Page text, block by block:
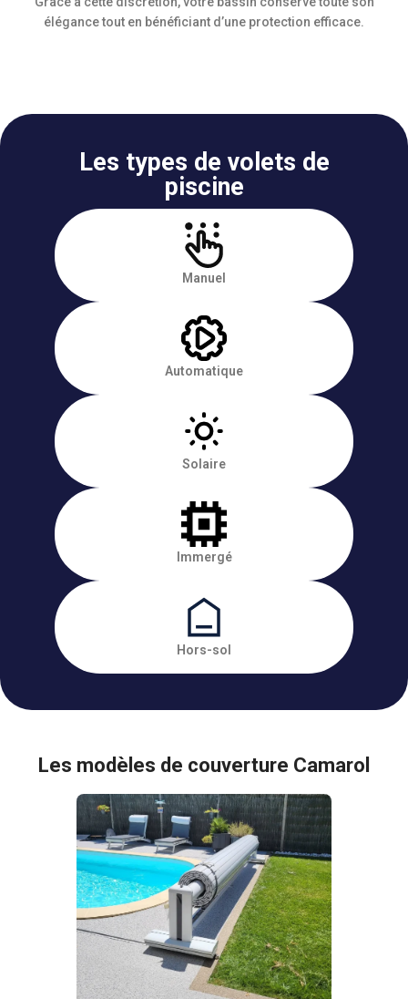
élégance tout en bénéficiant d’une protection efficace.
Les types de volets de
piscine
Manuel
Automatique
Solaire
Immergé
Hors-sol
Les modèles de couverture Camarol